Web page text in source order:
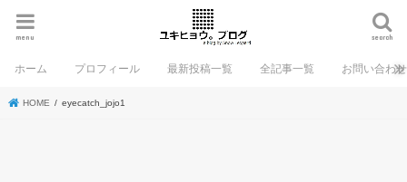
search
menu
ホーム プロフィール 最新投稿一覧 全記事一覧 お問い合わせ
HOME eyecatch_jojo1